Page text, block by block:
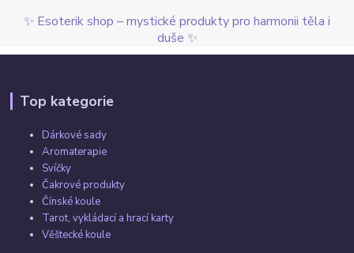
✨ Esoterik shop – mystické produkty pro harmonii těla i
duše ✨
Top kategorie
Dárkové sady
Aromaterapie
Svíčky
Čakrové produkty
Čínské koule
Tarot, vykládací a hrací karty
Věštecké koule